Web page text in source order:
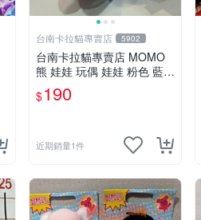
台南卡拉貓專賣店 5902
台南卡拉貓專賣店 MOMO
熊 娃娃 玩偶 娃娃 粉色 藍色
2色分售
$190
近期銷量1件